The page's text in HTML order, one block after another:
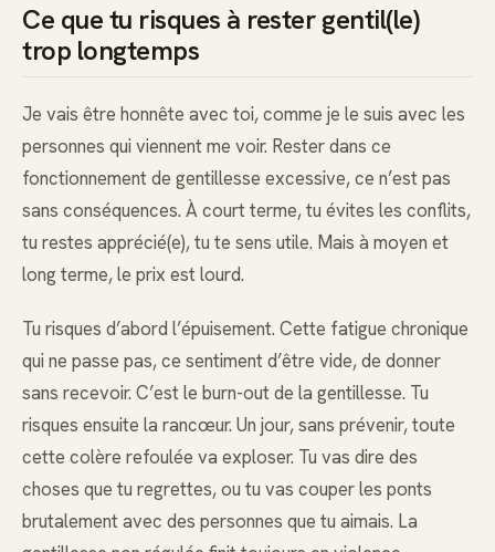
Ce que tu risques à rester gentil(le)
trop longtemps
Je vais être honnête avec toi, comme je le suis avec les
personnes qui viennent me voir. Rester dans ce
fonctionnement de gentillesse excessive, ce n’est pas
sans conséquences. À court terme, tu évites les conflits,
tu restes apprécié(e), tu te sens utile. Mais à moyen et
long terme, le prix est lourd.
Tu risques d’abord l’épuisement. Cette fatigue chronique
qui ne passe pas, ce sentiment d’être vide, de donner
sans recevoir. C’est le burn-out de la gentillesse. Tu
risques ensuite la rancœur. Un jour, sans prévenir, toute
cette colère refoulée va exploser. Tu vas dire des
choses que tu regrettes, ou tu vas couper les ponts
brutalement avec des personnes que tu aimais. La